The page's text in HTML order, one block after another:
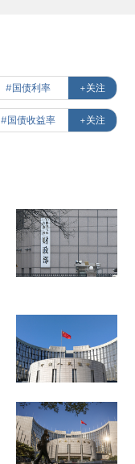
#国债利率 +关注
#国债收益率 +关注